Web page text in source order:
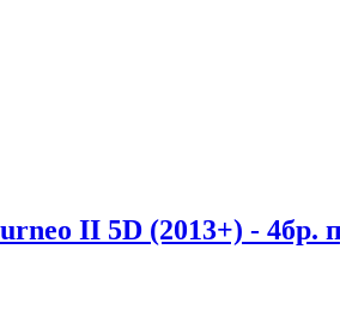
II 5D (2013+) - 4бр.